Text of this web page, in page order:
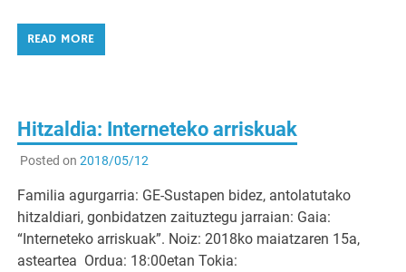
READ MORE
Hitzaldia: Interneteko arriskuak
Posted on 2018/05/12
Familia agurgarria: GE-Sustapen bidez, antolatutako
hitzaldiari, gonbidatzen zaituztegu jarraian: Gaia:
“Interneteko arriskuak”. Noiz: 2018ko maiatzaren 15a,
asteartea Ordua: 18:00etan Tokia: